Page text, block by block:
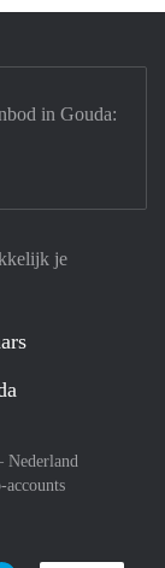
je
Nederland
accounts
in Gouda: